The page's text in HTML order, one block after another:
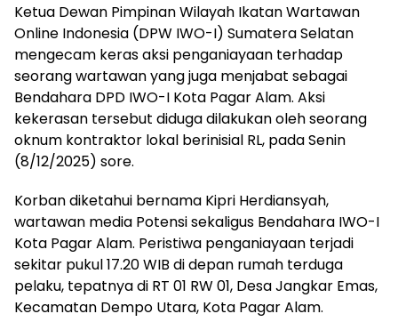
Ketua Dewan Pimpinan Wilayah Ikatan Wartawan
Online Indonesia (DPW IWO-I) Sumatera Selatan
mengecam keras aksi penganiayaan terhadap
seorang wartawan yang juga menjabat sebagai
Bendahara DPD IWO-I Kota Pagar Alam. Aksi
kekerasan tersebut diduga dilakukan oleh seorang
oknum kontraktor lokal berinisial RL, pada Senin
(8/12/2025) sore.
Korban diketahui bernama Kipri Herdiansyah,
wartawan media Potensi sekaligus Bendahara IWO-I
Kota Pagar Alam. Peristiwa penganiayaan terjadi
sekitar pukul 17.20 WIB di depan rumah terduga
pelaku, tepatnya di RT 01 RW 01, Desa Jangkar Emas,
Kecamatan Dempo Utara, Kota Pagar Alam.